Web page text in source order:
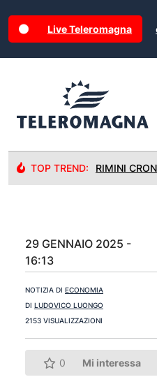
Live Teleromagna
TOP TREND: RIMINI
29 GENNAIO 2025 -
16:13
NOTIZIA DI ECONOMIA
DI LUDOVICO LUONGO
2153 VISUALIZZAZIONI
0 Mi interessa